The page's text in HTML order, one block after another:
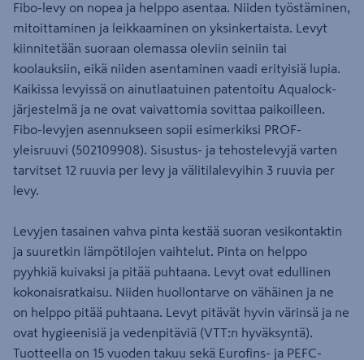
Fibo-levy on nopea ja helppo asentaa. Niiden työstäminen,
mitoittaminen ja leikkaaminen on yksinkertaista. Levyt
kiinnitetään suoraan olemassa oleviin seiniin tai
koolauksiin, eikä niiden asentaminen vaadi erityisiä lupia.
Kaikissa levyissä on ainutlaatuinen patentoitu Aqualock-
järjestelmä ja ne ovat vaivattomia sovittaa paikoilleen.
Fibo-levyjen asennukseen sopii esimerkiksi PROF-
yleisruuvi (502109908). Sisustus- ja tehostelevyjä varten
tarvitset 12 ruuvia per levy ja välitilalevyihin 3 ruuvia per
levy.
Levyjen tasainen vahva pinta kestää suoran vesikontaktin
ja suuretkin lämpötilojen vaihtelut. Pinta on helppo
pyyhkiä kuivaksi ja pitää puhtaana. Levyt ovat edullinen
kokonaisratkaisu. Niiden huollontarve on vähäinen ja ne
on helppo pitää puhtaana. Levyt pitävät hyvin värinsä ja ne
ovat hygieenisiä ja vedenpitäviä (VTT:n hyväksyntä).
Tuotteella on 15 vuoden takuu sekä Eurofins- ja PEFC-